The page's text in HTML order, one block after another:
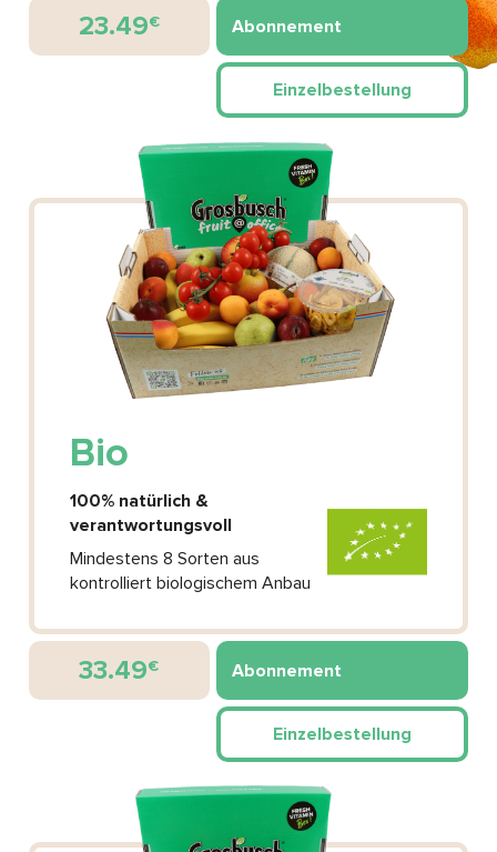
23.49€ Abonnement
Einzelbestellung
Bio
100% natürlich &
verantwortungsvoll
Mindestens 8 Sorten aus
kontrolliert biologischem Anbau
33.49€ Abonnement
Einzelbestellung